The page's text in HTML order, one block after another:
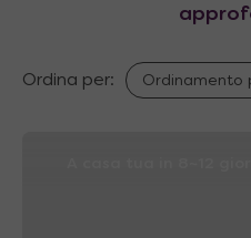
I modelli in questo
cm (Piuma 90 e Neve
85 e
Ordina per: